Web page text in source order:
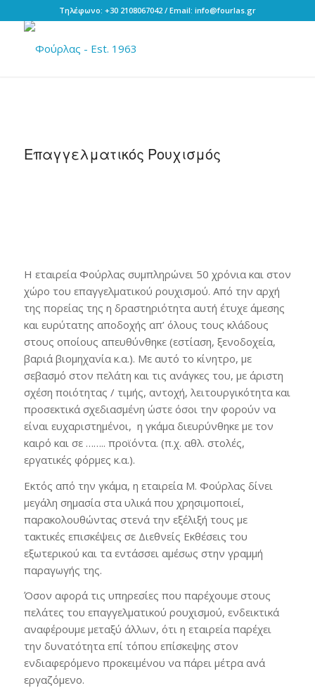
Τηλέφωνο: +30 2108067042 / Email: info@fourlas.gr
Επαγγελματικός Ρουχισμός
Η εταιρεία Φούρλας συμπληρώνει 50 χρόνια και στον
χώρο του επαγγελματικού ρουχισμού. Από την αρχή
της πορείας της η δραστηριότητα αυτή έτυχε άμεσης
και ευρύτατης αποδοχής απ’ όλους τους κλάδους
στους οποίους απευθύνθηκε (εστίαση, ξενοδοχεία,
βαριά βιομηχανία κ.α.). Με αυτό το κίνητρο, με
σεβασμό στον πελάτη και τις ανάγκες του, με άριστη
σχέση ποιότητας / τιμής, αντοχή, λειτουργικότητα και
προσεκτικά σχεδιασμένη ώστε όσοι την φορούν να
είναι ευχαριστημένοι, η γκάμα διευρύνθηκε με τον
καιρό και σε …….. προϊόντα. (π.χ. αθλ. στολές,
εργατικές φόρμες κ.α.).
Εκτός από την γκάμα, η εταιρεία Μ. Φούρλας δίνει
μεγάλη σημασία στα υλικά που χρησιμοποιεί,
παρακολουθώντας στενά την εξέλιξή τους με
τακτικές επισκέψεις σε Διεθνείς Εκθέσεις του
εξωτερικού και τα εντάσσει αμέσως στην γραμμή
παραγωγής της.
Όσον αφορά τις υπηρεσίες που παρέχουμε στους
πελάτες του επαγγελματικού ρουχισμού, ενδεικτικά
αναφέρουμε μεταξύ άλλων, ότι η εταιρεία παρέχει
την δυνατότητα επί τόπου επίσκεψης στον
ενδιαφερόμενο προκειμένου να πάρει μέτρα ανά
εργαζόμενο.